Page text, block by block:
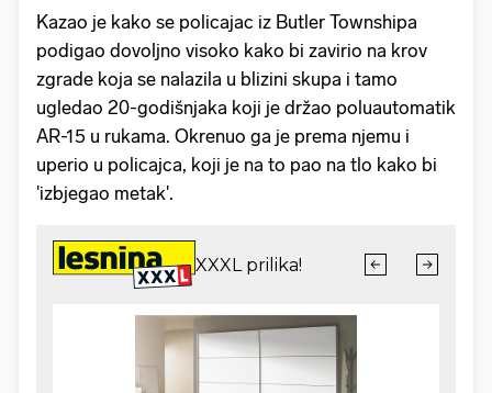
Kazao je kako se policajac iz Butler Townshipa
podigao dovoljno visoko kako bi zavirio na krov
zgrade koja se nalazila u blizini skupa i tamo
ugledao 20-godišnjaka koji je držao poluautomatik
AR-15 u rukama. Okrenuo ga je prema njemu i
uperio u policajca, koji je na to pao na tlo kako bi
'izbjegao metak'.